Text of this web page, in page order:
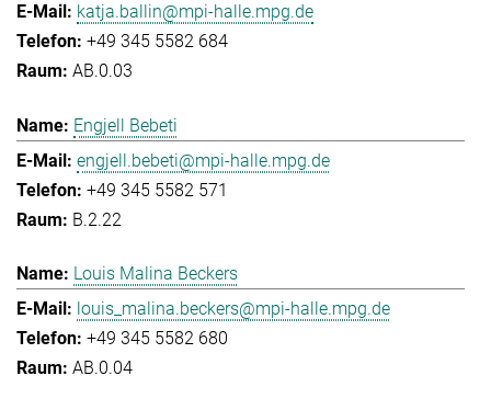
katja.ballin@mpi-halle.mpg.de
+49 345 5582 684
AB.0.03
Engjell Bebeti
engjell.bebeti@mpi-halle.mpg.de
+49 345 5582 571
B.2.22
Louis Malina Beckers
louis_malina.beckers@mpi-halle.mpg.de
+49 345 5582 680
AB.0.04